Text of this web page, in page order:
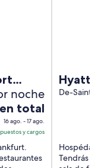
noche
en total
16 ago. - 17 ago.
y cargos
Hyatt
De-Saint-
Hospédate
Tendrás a